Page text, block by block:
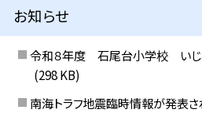
お知らせ
令和８年度 石尾台小学校 い
(298 KB)
南海トラフ地震臨時情報が発表